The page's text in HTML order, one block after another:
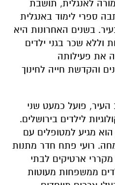
פוקס - בת 92, מורה לאנגלית, תושבת
ספרי לימוד באנגלית
בשנים האחרונות היא
וללא שכר בגני ילדים
את פעילותה
והקדשת חייה לחינוך
בן 48, תושב העיר, פועל כמעט שני
לילדים בירושלים.
מגיע למטופלים עם
רועי פתח חדר מתנות
מקררי ארטיקים לבתי
ממשפחות מעוטות